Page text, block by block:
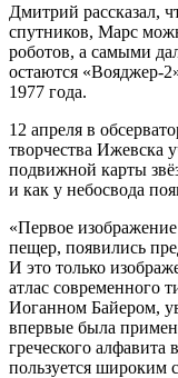
Дмитрий рассказал,
спутников, Марс
роботов, а самыми
остаются «Вояджер-
1977 года.
12 апреля в
творчества Ижевска
подвижной карты
и как у небосвода
«Первое
пещер, появились
И это только
атлас современного
Иоганном Байером,
впервые была
греческого алфавита
пользуется широким